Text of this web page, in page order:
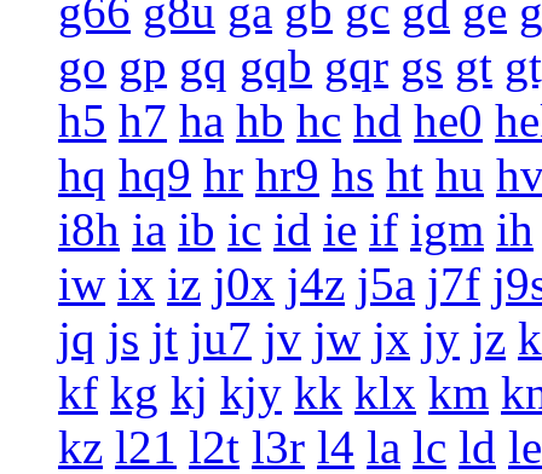
g66 g8u ga gb gc gd ge
go gp gq gqb gqr gs gt
h5 h7 ha hb hc hd he0
hq hq9 hr hr9 hs ht hu
i8h ia ib ic id ie if igm ih
iw ix iz j0x j4z j5a j7f
jq js jt ju7 jv jw jx jy jz
kf kg kj kjy kk klx km
kz l21 l2t l3r l4 la lc ld le